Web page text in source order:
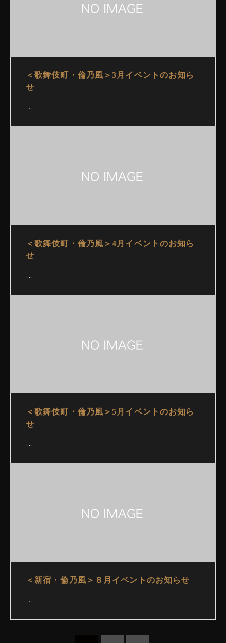
＜歌舞伎町・倫乃風＞3月イベントのお知ら
せ
…
＜歌舞伎町・倫乃風＞4月イベントのお知ら
せ
…
＜歌舞伎町・倫乃風＞5月イベントのお知ら
せ
…
＜新宿・倫乃風＞８月イベントのお知らせ
…